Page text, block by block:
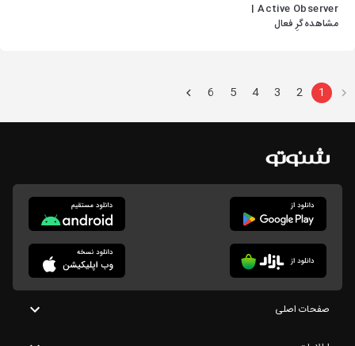
Active Observer |
مشاهده‌گرِ فعال
1
2
3
4
5
6
صفحات اصلی